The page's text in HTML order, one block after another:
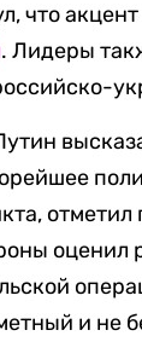
что
. Лидеры
оценил
и не